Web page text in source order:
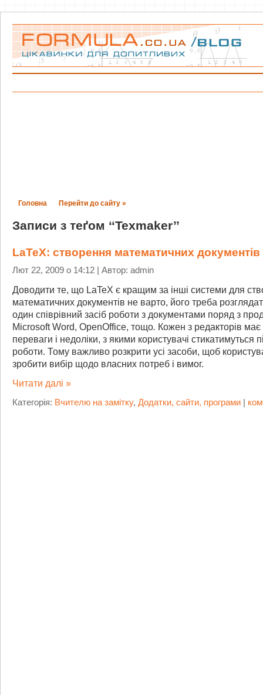
Головна Перейти до сайту »
Записи з теґом ‘‘Texmaker’’
LaTeX: створення математичних документів
Лют 22, 2009 о 14:12 | Автор: admin
Доводити те, що LaTeX є кращим за інші системи для
математичних документів не варто, його треба
один співрівний засіб роботи з документами поряд з
Microsoft Word, OpenOffice, тощо. Кожен з редакторів має
переваги і недоліки, з якими користувачі стикатимуться
роботи. Тому важливо розкрити усі засоби, щоб
зробити вибір щодо власних потреб і вимог.
Читати далі »
Категорія: Вчителю на замітку, Додатки, сайти, програми